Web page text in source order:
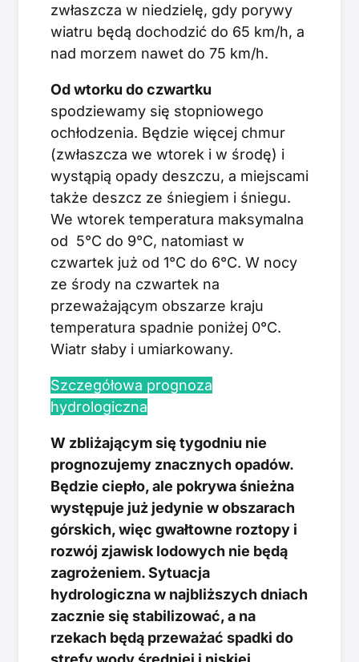
zwłaszcza w niedzielę, gdy porywy
wiatru będą dochodzić do 65 km/h, a
nad morzem nawet do 75 km/h.
Od wtorku do czwartku
spodziewamy się stopniowego
ochłodzenia. Będzie więcej chmur
(zwłaszcza we wtorek i w środę) i
wystąpią opady deszczu, a miejscami
także deszcz ze śniegiem i śniegu.
We wtorek temperatura maksymalna
od 5°C do 9°C, natomiast w
czwartek już od 1°C do 6°C. W nocy
ze środy na czwartek na
przeważającym obszarze kraju
temperatura spadnie poniżej 0°C.
Wiatr słaby i umiarkowany.
Szczegółowa prognoza
hydrologiczna
W zbliżającym się tygodniu nie
prognozujemy znacznych opadów.
Będzie ciepło, ale pokrywa śnieżna
występuje już jedynie w obszarach
górskich, więc gwałtowne roztopy i
rozwój zjawisk lodowych nie będą
zagrożeniem. Sytuacja
hydrologiczna w najbliższych dniach
zacznie się stabilizować, a na
rzekach będą przeważać spadki do